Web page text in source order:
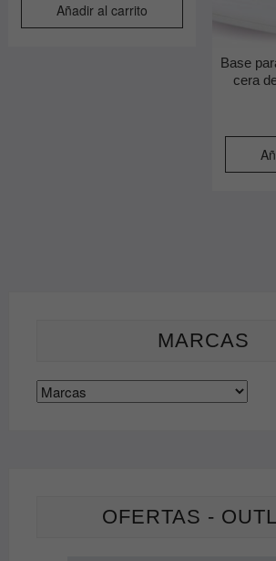
Añadir al carrito
Base
cera
MARCAS
OFERTAS -